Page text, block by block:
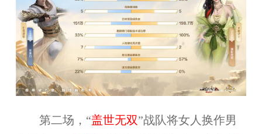
第二场， “盖世无双”战队将女人换作男